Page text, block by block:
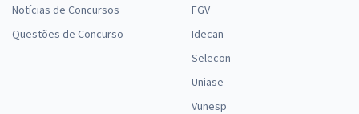
Notícias de Concursos
Questões de Concurso
FGV
Idecan
Selecon
Uniase
Vunesp